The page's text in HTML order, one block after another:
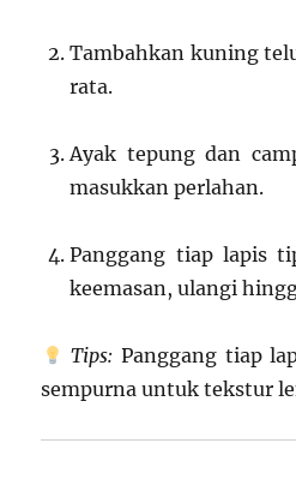
Tambahkan kuning
rata.
Ayak tepung dan
masukkan perlahan.
Panggang tiap lapis
keemasan, ulangi
Tips: Panggang tiap
sempurna untuk tekstur